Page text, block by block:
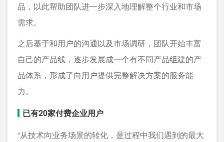
品，以此帮助团队进一步深入地理解整个行业和市场
需求。
之后基于和用户的沟通以及市场调研，团队开始丰富
自己的产品线，逐步发展成一个有不同产品组建的产
品体系，形成了向用户提供完整解决方案的服务能
力。
已有20家付费企业用户
“从技术向业务场景的转化，是过程中我们遇到的最大